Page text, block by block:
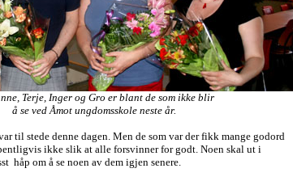
Terje, Inger og Gro er blant de som ikke blir
å se ved Åmot ungdomsskole neste år.
til stede denne dagen. Men de som var der fikk mange godord
ikke slik at alle forsvinner for godt. Noen skal ut i
håp om å se noen av dem igjen senere.